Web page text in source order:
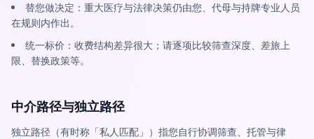
替您做决定：重大医疗与法律决策仍由您、代母与持牌专业人员
在规则内作出。
统一标价：收费结构差异很大；请逐项比较筛查深度、差旅上
限、替换政策等。
中介路径与独立路径
独立路径（有时称「私人匹配」）指您自行协调筛查、托管与律